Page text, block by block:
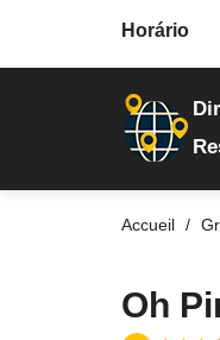
Accueil
Oh
Horário